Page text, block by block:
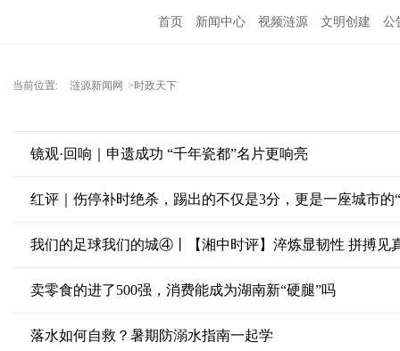
首页 新闻中心 视频涟源 文明创建 公
当前位置: 涟源新闻网 >时政天下
镜观·回响｜申遗成功 “千年瓷都”名片更响亮
红评｜伤停补时绝杀，踢出的不仅是3分，更是一座城市的
我们的足球我们的城④丨【湘中时评】淬炼显韧性 拼搏见
卖零食的进了500强，消费能成为湖南新“硬腿”吗
落水如何自救？暑期防溺水指南一起学